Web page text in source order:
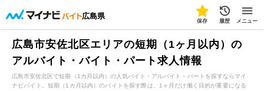
広島県
保存 履歴 メニュー
広島市安佐北区エリアの短期（1ヶ月以内）の
アルバイト・バイト・パート求人情報
広島市安佐北区で短期（1カ月以内）の人気バイト・アルバイト・パートを探すならマイ
ナビバイト。短期（1カ月以内）のバイトを探す際は、1ヶ月だけ働く目的が重要になる